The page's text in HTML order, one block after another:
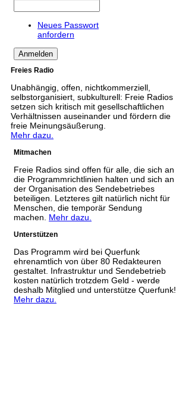
Neues Passwort
anfordern
Freies Radio
Unabhängig, offen, nichtkommerziell,
selbstorganisiert, subkulturell: Freie Radios
setzen sich kritisch mit gesellschaftlichen
Verhältnissen auseinander und fördern die
freie Meinungsäußerung.
Mehr dazu.
Mitmachen
Freie Radios sind offen für alle, die sich an
die Programmrichtlinien halten und sich an
der Organisation des Sendebetriebes
beteiligen. Letzteres gilt natürlich nicht für
Menschen, die temporär Sendung
machen. Mehr dazu.
Unterstützen
Das Programm wird bei Querfunk
ehrenamtlich von über 80 Redakteuren
gestaltet. Infrastruktur und Sendebetrieb
kosten natürlich trotzdem Geld - werde
deshalb Mitglied und unterstütze Querfunk!
Mehr dazu.